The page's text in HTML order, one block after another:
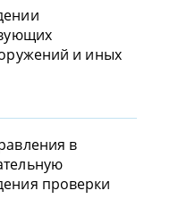
и иных
в
проверки